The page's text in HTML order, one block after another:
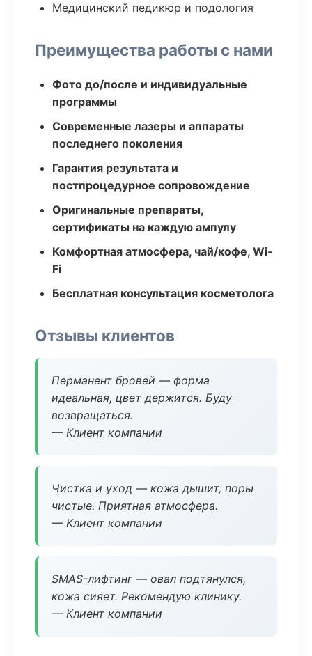
Медицинский педикюр и подология
Преимущества работы с нами
Фото до/после и индивидуальные
программы
Современные лазеры и аппараты
последнего поколения
Гарантия результата и
постпроцедурное сопровождение
Оригинальные препараты,
сертификаты на каждую ампулу
Комфортная атмосфера, чай/кофе, Wi-
Fi
Бесплатная консультация косметолога
Отзывы клиентов
Перманент бровей — форма
идеальная, цвет держится. Буду
возвращаться.
— Клиент компании
Чистка и уход — кожа дышит, поры
чистые. Приятная атмосфера.
— Клиент компании
SMAS-лифтинг — овал подтянулся,
кожа сияет. Рекомендую клинику.
— Клиент компании